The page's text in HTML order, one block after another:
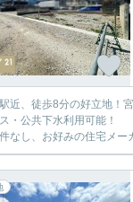
近、徒歩8分の好立地！
・公共下水利用可能！
なし、お好みの住宅メー